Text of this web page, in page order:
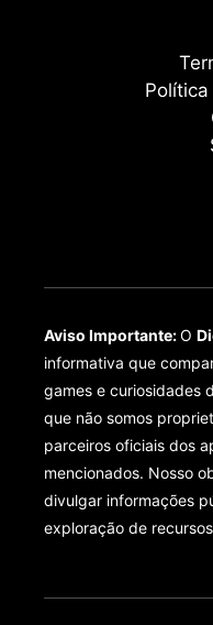
Aviso Importante:O
informativa que
games e curiosidades
que não somos
parceiros oficiais dos
mencionados. Nosso
divulgar informações
exploração de